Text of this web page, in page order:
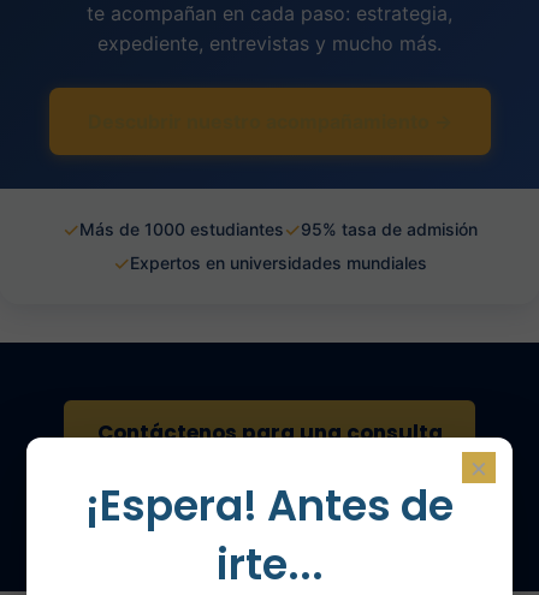
te acompañan en cada paso: estrategia,
expediente, entrevistas y mucho más.
✓Más de 1000 estudiantes✓95% tasa de admisión
✓Expertos en universidades mundiales
Contáctenos para una consulta
Hable con un experto
×
¡Espera! Antes de
irte...